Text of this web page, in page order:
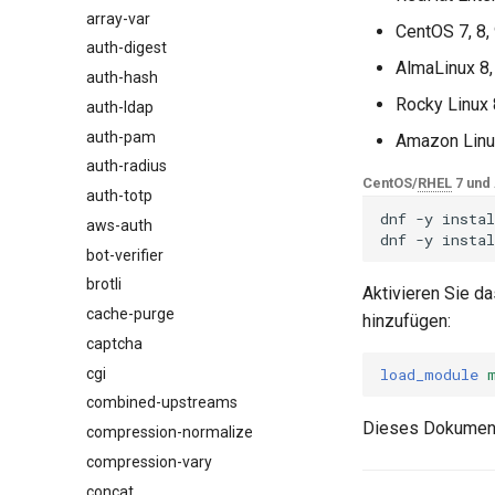
$browser_name
$browser_version
$device_brand
$device_json
$device_model
$device_type
$is_ai_crawler
$is_bot
$is_console
$is_desktop
$is_mobile
$is_tablet
$is_wearable
$os_family
$os_name
$os_version
array-var
auth-digest
auth-hash
auth-ldap
auth-pam
auth-radius
auth-totp
aws-auth
bot-verifier
brotli
cache-purge
captcha
cgi
combined-upstreams
compression-normalize
compression-vary
concat
CentOS 7, 8,
AlmaLinux
Rocky Linux
Amazon
CentOS/RHEL 7
dnf -y
dnf -y
Aktivieren Sie
hinzufügen:
load_module
Dieses